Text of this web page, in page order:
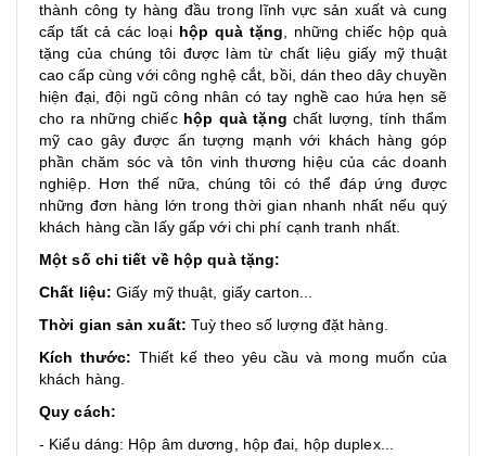
thành công ty hàng đầu trong lĩnh vực sản xuất và cung
cấp tất cả các loại hộp quà tặng , những chiếc hộp quà
tặng của chúng tôi được làm từ chất liệu giấy mỹ thuật
cao cấp cùng với công nghệ cắt, bồi, dán theo dây chuyền
hiện đại, đội ngũ công nhân có tay nghề cao hứa hẹn sẽ
cho ra những chiếchộp quà tặng chất lượng, tính thẩm
mỹ cao gây được ấn tượng mạnh với khách hàng góp
phần chăm sóc và tôn vinh thương hiệu của các doanh
nghiệp. Hơn thế nữa, chúng tôi có thể đáp ứng được
những đơn hàng lớn trong thời gian nhanh nhất nếu quý
khách hàng cần lấy gấp với chi phí cạnh tranh nhất.
Một số chi tiết về hộp quà tặng:
Chất liệu: Giấy mỹ thuật, giấy carton...
Thời gian sản xuất: Tuỳ theo số lượng đặt hàng.
Kích thước: Thiết kế theo yêu cầu và mong muốn của
khách hàng.
Quy cách:
- Kiểu dáng: Hộp âm dương, hộp đai, hộp duplex...